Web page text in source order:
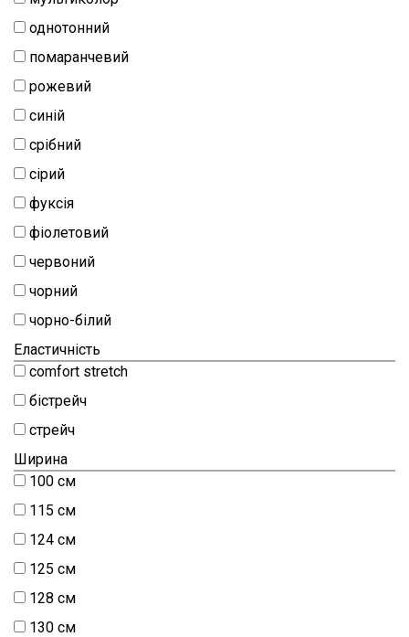
Штапель
Шифон
однотонний
помаранчевий
рожевий
синій
срібний
сірий
фуксія
фіолетовий
червоний
чорний
чорно-білий
Еластичність
comfort stretch
бістрейч
стрейч
Ширина
100 см
115 см
124 см
125 см
128 см
130 см